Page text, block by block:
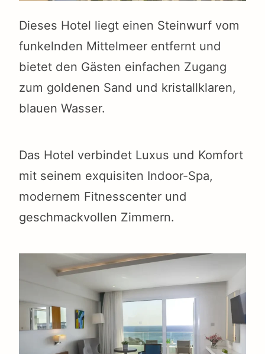
Dieses Hotel liegt einen Steinwurf vom
funkelnden Mittelmeer entfernt und
bietet den Gästen einfachen Zugang
zum goldenen Sand und kristallklaren,
blauen Wasser.
Das Hotel verbindet Luxus und Komfort
mit seinem exquisiten Indoor-Spa,
modernem Fitnesscenter und
geschmackvollen Zimmern.